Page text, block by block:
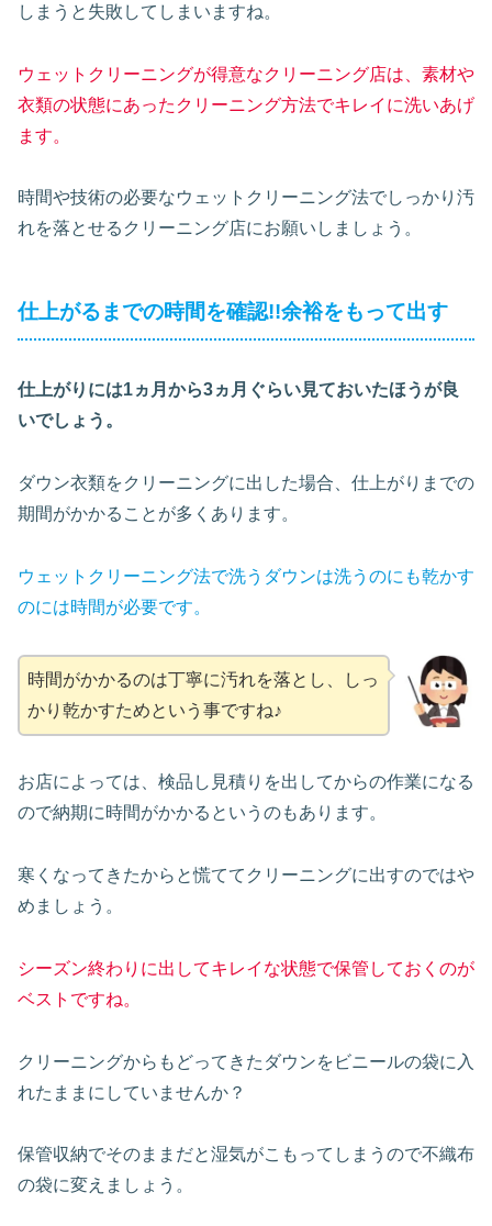
しまうと失敗してしまいますね。
ウェットクリーニングが得意なクリーニング店は、素材や
衣類の状態にあったクリーニング方法でキレイに洗いあげ
ます。
時間や技術の必要なウェットクリーニング法でしっかり汚
れを落とせるクリーニング店にお願いしましょう。
仕上がるまでの時間を確認!!余裕をもって出す
仕上がりには1ヵ月から3ヵ月ぐらい見ておいたほうが良
いでしょう。
ダウン衣類をクリーニングに出した場合、仕上がりまでの
期間がかかることが多くあります。
ウェットクリーニング法で洗うダウンは洗うのにも乾かす
のには時間が必要です。
時間がかかるのは丁寧に汚れを落とし、しっ
かり乾かすためという事ですね♪
お店によっては、検品し見積りを出してからの作業になる
ので納期に時間がかかるというのもあります。
寒くなってきたからと慌ててクリーニングに出すのではや
めましょう。
シーズン終わりに出してキレイな状態で保管しておくのが
ベストですね。
クリーニングからもどってきたダウンをビニールの袋に入
れたままにしていませんか？
保管収納でそのままだと湿気がこもってしまうので不織布
の袋に変えましょう。